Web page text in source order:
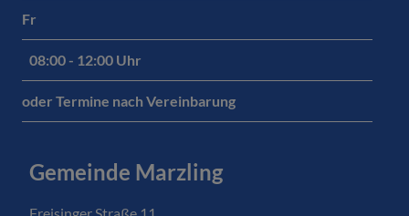
Fr
08:00 - 12:00 Uhr
oder Termine nach Vereinbarung
Gemeinde Marzling